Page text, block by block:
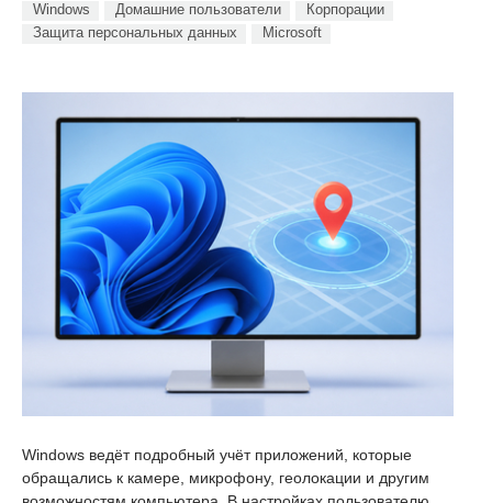
Windows Домашние пользователи
Корпорации
Защита персональных данных
Microsoft
Windows ведёт подробный учёт приложений, которые
обращались к камере, микрофону, геолокации и другим